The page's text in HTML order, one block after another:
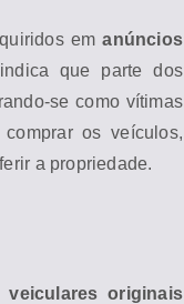
em anúncios
que parte dos
se como vítimas
os veículos,
a propriedade.
originais